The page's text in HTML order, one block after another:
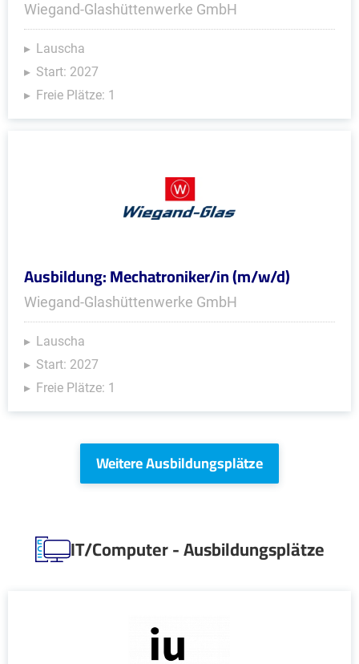
Wiegand-Glashüttenwerke GmbH
Lauscha
Start: 2027
Freie Plätze: 1
Ausbildung: Mechatroniker/in (m/w/d)
Wiegand-Glashüttenwerke GmbH
Lauscha
Start: 2027
Freie Plätze: 1
Weitere Ausbildungsplätze
IT/Computer - Ausbildungsplätze